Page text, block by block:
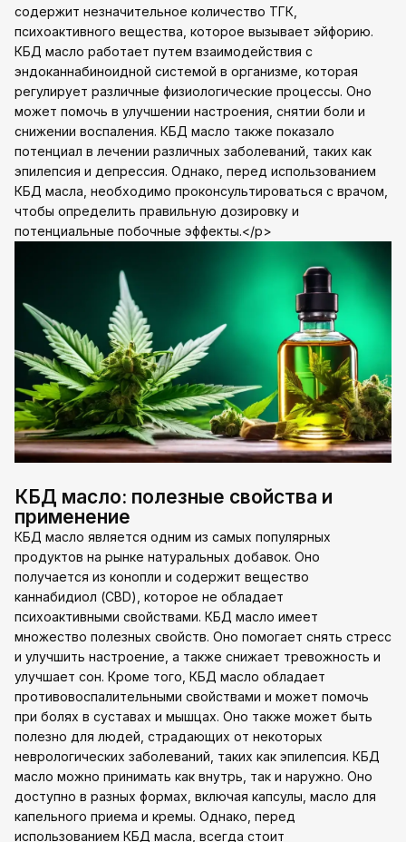
содержит незначительное количество ТГК,
психоактивного вещества, которое вызывает эйфорию.
КБД масло работает путем взаимодействия с
эндоканнабиноидной системой в организме, которая
регулирует различные физиологические процессы. Оно
может помочь в улучшении настроения, снятии боли и
снижении воспаления. КБД масло также показало
потенциал в лечении различных заболеваний, таких как
эпилепсия и депрессия. Однако, перед использованием
КБД масла, необходимо проконсультироваться с врачом,
чтобы определить правильную дозировку и
потенциальные побочные эффекты.</p>
КБД масло: полезные свойства и
применение
КБД масло является одним из самых популярных
продуктов на рынке натуральных добавок. Оно
получается из конопли и содержит вещество
каннабидиол (CBD), которое не обладает
психоактивными свойствами. КБД масло имеет
множество полезных свойств. Оно помогает снять стресс
и улучшить настроение, а также снижает тревожность и
улучшает сон. Кроме того, КБД масло обладает
противовоспалительными свойствами и может помочь
при болях в суставах и мышцах. Оно также может быть
полезно для людей, страдающих от некоторых
неврологических заболеваний, таких как эпилепсия. КБД
масло можно принимать как внутрь, так и наружно. Оно
доступно в разных формах, включая капсулы, масло для
капельного приема и кремы. Однако, перед
использованием КБД масла, всегда стоит